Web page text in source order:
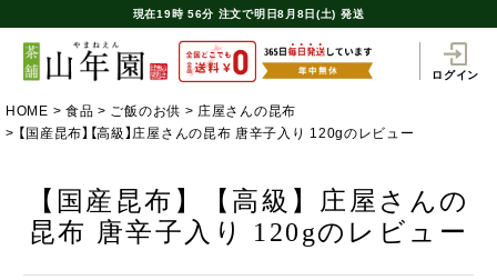
現在19時 56分 注文で明日8月8日(土) 発送
ログイン
HOME 食品 ご飯のお供
庄屋さんの昆布
【国産昆布】【高級】庄屋さんの昆布 唐辛子入り 120gのレビュー
【国産昆布】【高級】庄屋さんの
昆布 唐辛子入り 120gのレビュー